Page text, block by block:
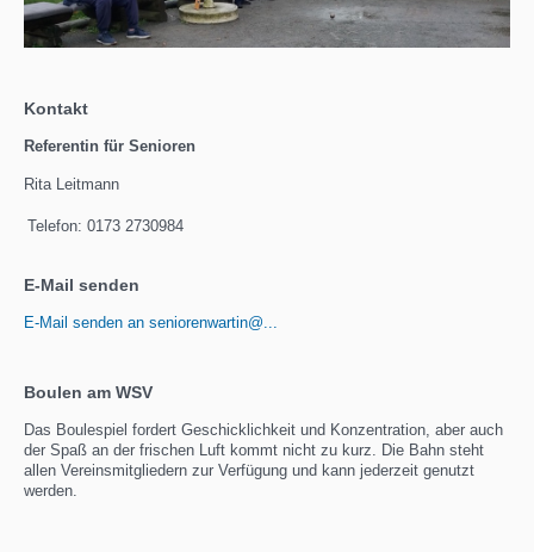
Kontakt
Referentin für Senioren
Rita Leitmann
Telefon: 0173 2730984
E-Mail senden
E-Mail senden an seniorenwartin@...
Boulen am WSV
Das Boulespiel fordert Geschicklichkeit und Konzentration, aber auch
der Spaß an der frischen Luft kommt nicht zu kurz. Die Bahn steht
allen Vereinsmitgliedern zur Verfügung und kann jederzeit genutzt
werden.